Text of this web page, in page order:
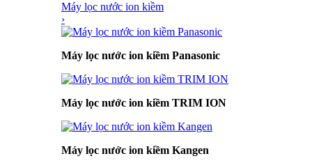
Máy lọc nước ion kiềm
›
Máy lọc nước ion kiềm Panasonic
Máy lọc nước ion kiềm TRIM ION
Máy lọc nước ion kiềm Kangen